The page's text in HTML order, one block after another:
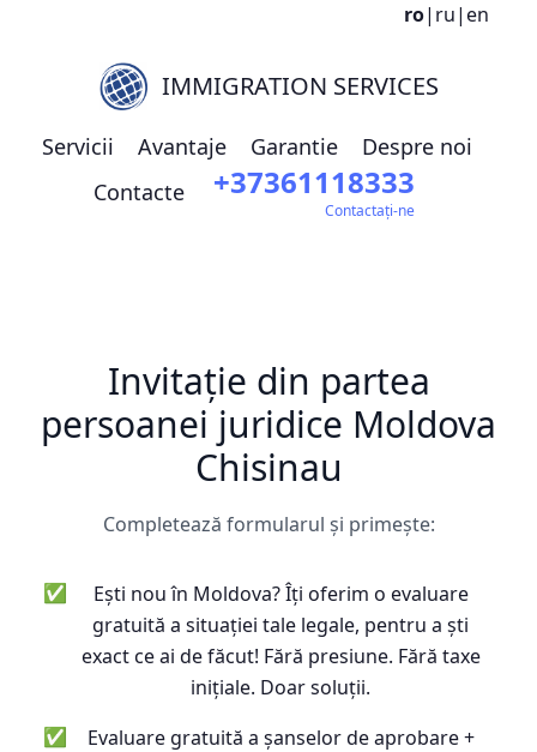
ro| ru|en
IMMIGRATION SERVICES
Servicii Avantaje Garantie
Despre noi
Contacte
+37361118333
Contactați-ne
Invitație din partea
persoanei juridice Moldova
Chisinau
Completează formularul și primește:
✅
Ești nou în Moldova? Îți oferim o evaluare
gratuită a situației tale legale, pentru a ști
exact ce ai de făcut! Fără presiune. Fără taxe
inițiale. Doar soluții.
✅
Evaluare gratuită a șanselor de aprobare +